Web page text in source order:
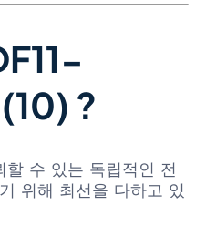
?
할 수 있는 독립적인 전
위해 최선을 다하고 있